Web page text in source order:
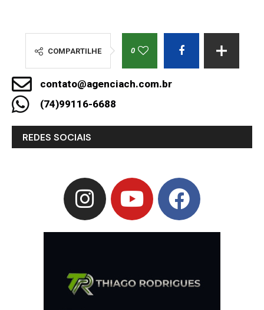
COMPARTILHE 0
contato@agenciach.com.br
(74)99116-6688
REDES SOCIAIS